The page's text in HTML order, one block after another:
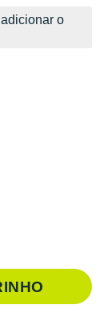
o